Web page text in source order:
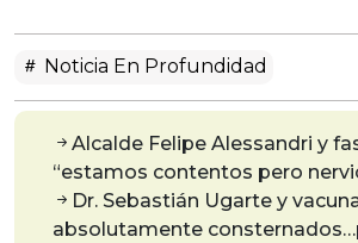
Noticia En Profundidad
Alcalde Felipe Alessandri y
“estamos contentos pero
Dr. Sebastián Ugarte y
absolutamente